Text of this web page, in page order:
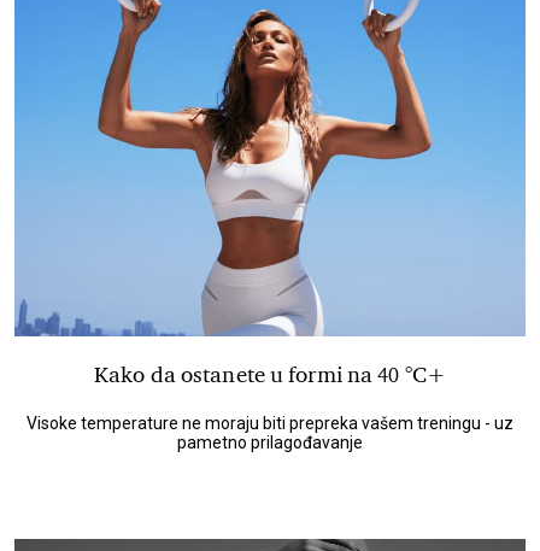
Kako da ostanete u formi na 40 °C+
Visoke temperature ne moraju biti prepreka vašem treningu - uz
pametno prilagođavanje